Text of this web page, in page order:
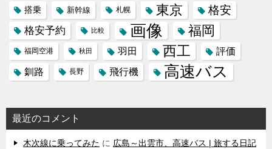
搭乗 新幹線 札幌 東京 格安
格安予約 比較 画像 福岡
福岡空港 秋田 羽田 西工
評価
釧路
長野 飛行機 高速バス
最近のコメント
木次線に乗ってみた に 広島～出雲市、高速バス | 旅する日記